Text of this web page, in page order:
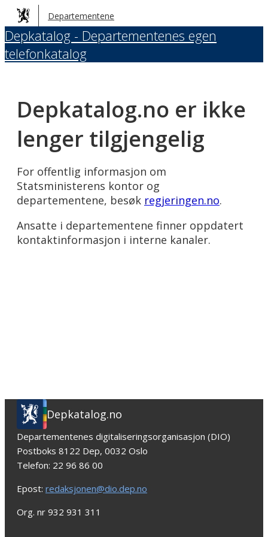
Hopp
til
hovedinnhold
Departementene
Depkatalog - Departementenes egen
telefonkatalog
Depkatalog.no er ikke
lenger tilgjengelig
For offentlig informasjon om
Statsministerens kontor og
departementene, besøk regjeringen.no.
Ansatte i departementene finner oppdatert
kontaktinformasjon i interne kanaler.
Depkatalog.no
Departementenes digitaliseringsorganisasjon (DIO)
Postboks 8122 Dep, 0032 Oslo
Telefon: 22 96 86 00
Epost: redaksjonen@dio.dep.no
Org. nr 932 931 311